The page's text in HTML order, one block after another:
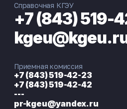
Справочная КГЭУ
+7 (843) 519-
Приемная комиссия
+7 (843) 519-42-23
+7 (843) 519-42-42
---
pr-kgeu@yandex.ru